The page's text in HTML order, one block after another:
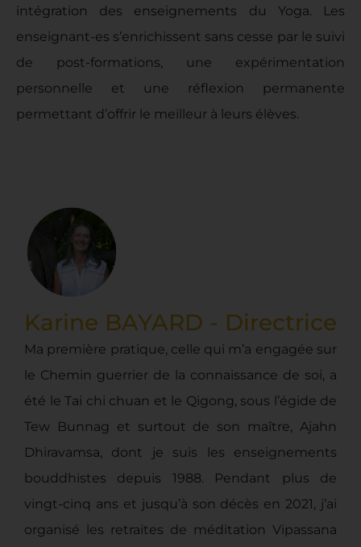
intégration des enseignements du Yoga. Les
enseignant-es s’enrichissent sans cesse par le suivi
de post-formations, une expérimentation
personnelle et une réflexion permanente
permettant d’offrir le meilleur à leurs élèves.
Karine BAYARD - Directrice
Ma première pratique, celle qui m’a engagée sur
le Chemin guerrier de la connaissance de soi, a
été le Tai chi chuan et le Qigong, sous l’égide de
Tew Bunnag et surtout de son maître, Ajahn
Dhiravamsa, dont je suis les enseignements
bouddhistes depuis 1988. Pendant plus de
vingt-cinq ans et jusqu’à son décès en 2021, j’ai
organisé les retraites de méditation Vipassana